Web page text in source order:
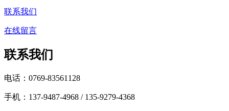
联系我们
在线留言
联系我们
电话：0769-83561128
手机：137-9487-4968 / 135-9279-4368